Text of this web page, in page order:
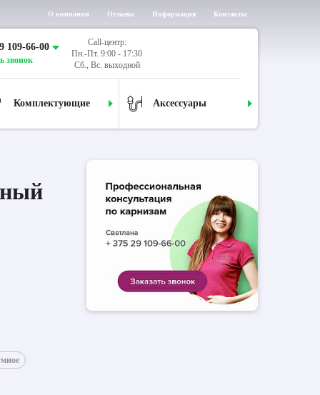
О компании Отзывы Информация Контакты
109-66-00
звонок
Call-центр:
Пн.-Пт. 9:00 - 17:30
Сб., Вс. выходной
Комплектующие Аксессуары